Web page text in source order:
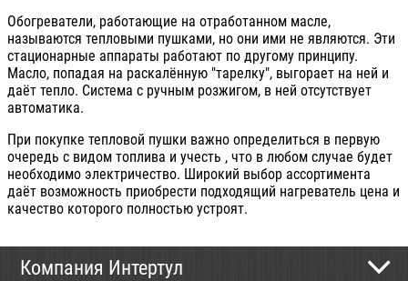
Обогреватели, работающие на отработанном масле,
называются тепловыми пушками, но они ими не являются. Эти
стационарные аппараты работают по другому принципу.
Масло, попадая на раскалённую "тарелку", выгорает на ней и
даёт тепло. Система с ручным розжигом, в ней отсутствует
автоматика.
При покупке тепловой пушки важно определиться в первую
очередь с видом топлива и учесть , что в любом случае будет
необходимо электричество. Широкий выбор ассортимента
даёт возможность приобрести подходящий нагреватель цена и
качество которого полностью устроят.
Компания Интертул